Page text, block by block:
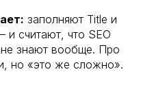
заполняют Title и
и считают, что SEO
знают вообще. Про
но «это же сложно».